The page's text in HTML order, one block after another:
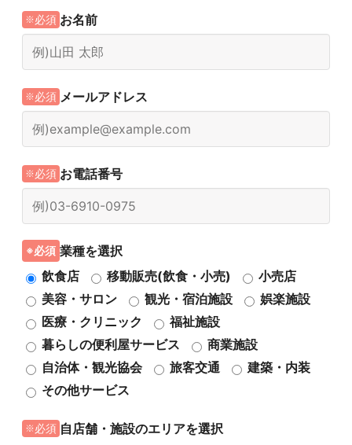
必須 お名前
必須 メールアドレス
必須 お電話番号
必須 業種を選択
飲食店
移動販売(飲食・小売)
小売店
美容・サロン
観光・宿泊施設
娯楽施設
医療・クリニック
福祉施設
暮らしの便利屋サービス
商業施設
自治体・観光協会
旅客交通
建築・内装
その他サービス
必須 自店舗・施設のエリアを選択